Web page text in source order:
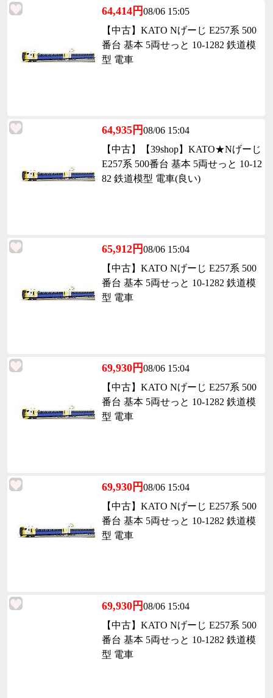
64,414円08/06 15:05
【中古】KATO Nげーじ E257系 500
番台 基本 5両せっと 10-1282 鉄道模
型 電車
64,935円08/06 15:04
【中古】【39shop】KATO★Nげーじ
E257系 500番台 基本 5両せっと 10-12
82 鉄道模型 電車(良い)
65,912円08/06 15:04
【中古】KATO Nげーじ E257系 500
番台 基本 5両せっと 10-1282 鉄道模
型 電車
69,930円08/06 15:04
【中古】KATO Nげーじ E257系 500
番台 基本 5両せっと 10-1282 鉄道模
型 電車
69,930円08/06 15:04
【中古】KATO Nげーじ E257系 500
番台 基本 5両せっと 10-1282 鉄道模
型 電車
69,930円08/06 15:04
【中古】KATO Nげーじ E257系 500
番台 基本 5両せっと 10-1282 鉄道模
型 電車